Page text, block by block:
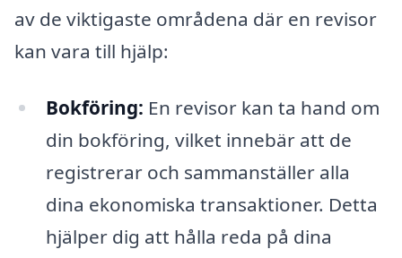
av de viktigaste områdena där en revisor
kan vara till hjälp:
Bokföring: En revisor kan ta hand om
din bokföring, vilket innebär att de
registrerar och sammanställer alla
dina ekonomiska transaktioner. Detta
hjälper dig att hålla reda på dina